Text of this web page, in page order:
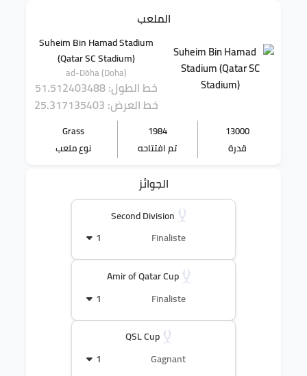
الملعب
Suheim Bin Hamad Stadium
(Qatar SC Stadium)
ad-Dōha (Doha)
خط الطول: 51.512403488
خط العرض: 25.317135403
13000
قدرة
1984
تم افتتاحه
Grass
نوع ملعب
الجوائز
Second Division
Finaliste
1
Amir of Qatar Cup
Finaliste
1
QSL Cup
Gagnant
1